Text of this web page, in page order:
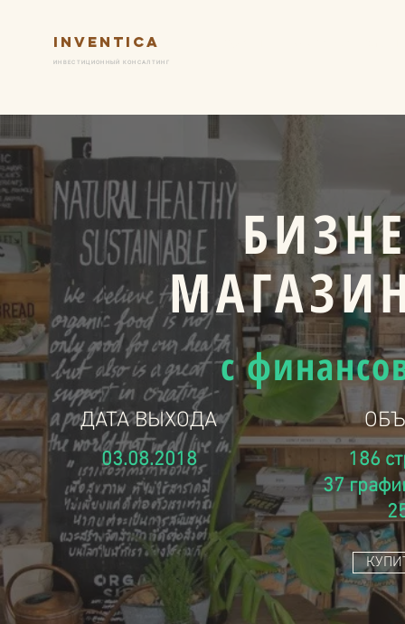
Inventica
ИНВЕСТИЦИОННЫЙ КОНСАЛТИНГ
с
ДАТА ВЫХОДА
03.08.2018
186
37